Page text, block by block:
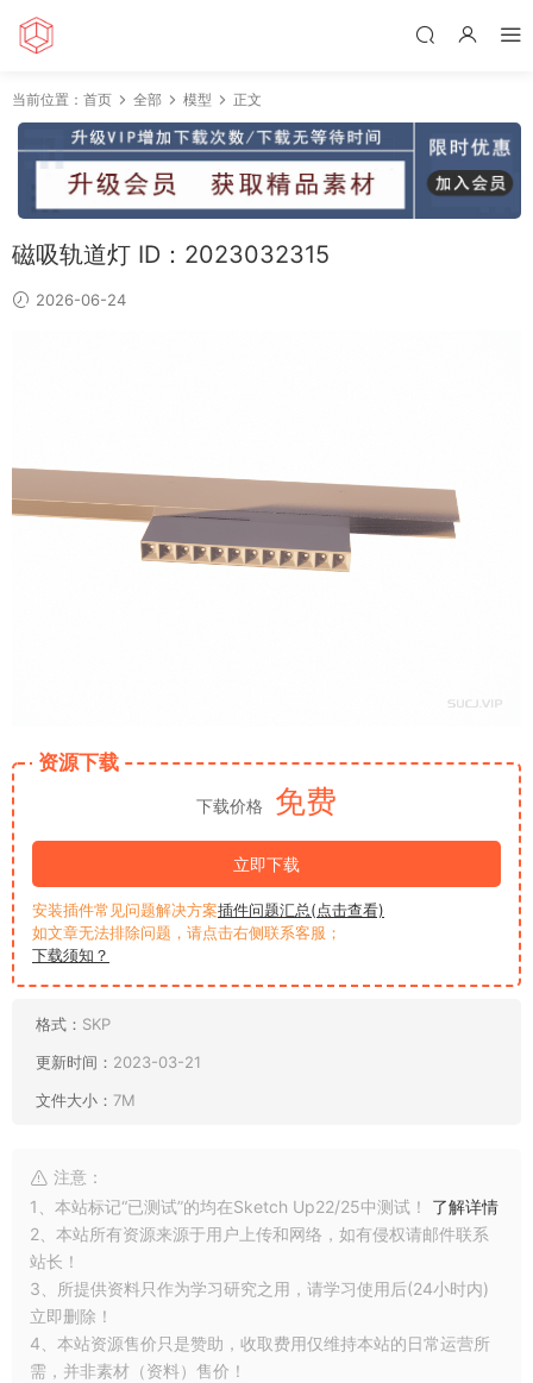
当前位置： 首页 全部 模型 正文
磁吸轨道灯 ID：2023032315
2026-06-24
资源下载
下载价格 免费
立即下载
安装插件常见问题解决方案插件问题汇总(点击查看)
如文章无法排除问题，请点击右侧联系客服；
下载须知？
格式： SKP
更新时间： 2023-03-21
文件大小： 7M
注意：
1、本站标记“已测试”的均在Sketch Up22/25中测试！ 了解详情
2、本站所有资源来源于用户上传和网络，如有侵权请邮件联系
站长！
3、所提供资料只作为学习研究之用，请学习使用后(24小时内)
立即删除！
4、本站资源售价只是赞助，收取费用仅维持本站的日常运营所
需，并非素材（资料）售价！